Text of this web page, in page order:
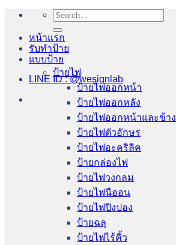
LINE ID : @wesignlab
Search
for:
หน้าแรก
รับทำป้าย
แบบป้าย
ป้ายไฟ
ป้ายไฟออกหน้า
ป้ายไฟออกหลัง
ป้ายไฟออกหน้าและข้าง
ป้ายไฟตัวอักษร
ป้ายไฟอะคริลิค
ป้ายกล่องไฟ
ป้ายไฟวงกลม
ป้ายไฟนีออน
ป้ายไฟปิงปอง
ป้ายฉลุ
ป้ายไฟไร้คิ้ว